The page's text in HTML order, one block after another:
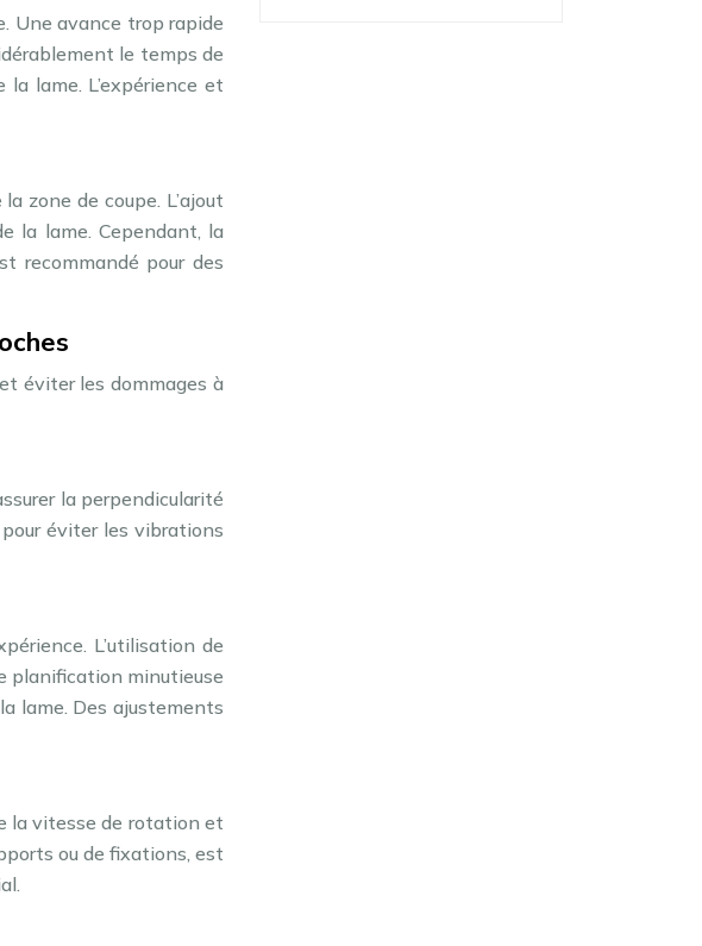
Une avance trop rapide
le temps de
lame. L’expérience et
zone de coupe. L’ajout
la lame. Cependant, la
recommandé pour des
éviter les dommages à
la perpendicularité
éviter les vibrations
L’utilisation de
planification minutieuse
lame. Des ajustements
la vitesse de rotation et
ou de fixations, est